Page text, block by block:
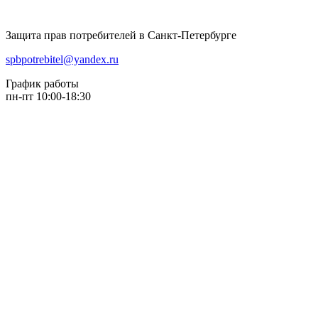
Защита прав потребителей в Санкт-Петербурге
spbpotrebitel@yandex.ru
График работы
пн-пт 10:00-18:30